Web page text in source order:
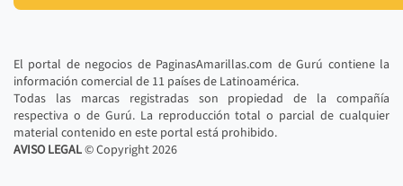
El portal de negocios de PaginasAmarillas.com de Gurú contiene la
información comercial de 11 países de Latinoamérica.
Todas las marcas registradas son propiedad de la compañía
respectiva o de Gurú. La reproducción total o parcial de cualquier
material contenido en este portal está prohibido.
AVISO LEGAL© Copyright2026